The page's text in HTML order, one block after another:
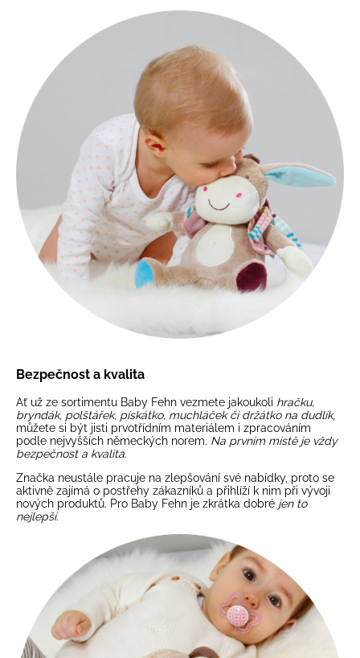
Bezpečnost a kvalita
Ať už ze sortimentu Baby Fehn vezmete jakoukoli hračku,
bryndák, polštářek, pískátko, muchláček či držátko na dudlík,
můžete si být jisti prvotřídním materiálem i zpracováním
podle nejvyšších německých norem. Na prvním místě je vždy
bezpečnost a kvalita.
Značka neustále pracuje na zlepšování své nabídky, proto se
aktivně zajímá o postřehy zákazníků a přihlíží k nim při vývoji
nových produktů. Pro Baby Fehn je zkrátka dobré jen to
nejlepší.